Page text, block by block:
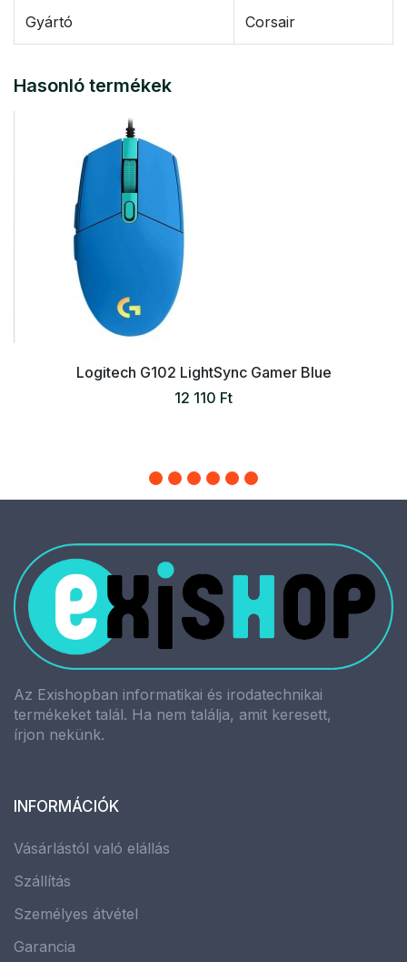
Gyártó Corsair
Hasonló termékek
Logitech G102 LightSync Gamer Blue
12 110 Ft
Az Exishopban informatikai és irodatechnikai
termékeket talál. Ha nem találja, amit keresett,
írjon nekünk.
INFORMÁCIÓK
Vásárlástól való elállás
Szállítás
Személyes átvétel
Garancia